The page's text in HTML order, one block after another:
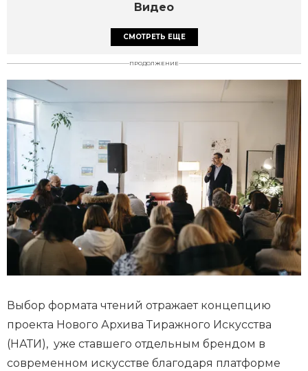
Видео
СМОТРЕТЬ ЕЩЕ
ПРОДОЛЖЕНИЕ
Выбор формата чтений отражает концепцию
проекта Нового Архива Тиражного Искусства
(НАТИ), уже ставшего отдельным брендом в
современном искусстве благодаря платформе